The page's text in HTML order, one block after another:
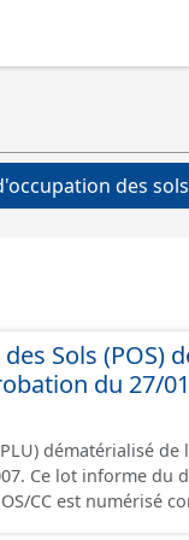
des sols
Sols (POS)
du 27/
dématérialisé
de